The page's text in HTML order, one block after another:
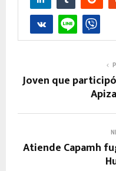
Joven que
Atiende Capamh